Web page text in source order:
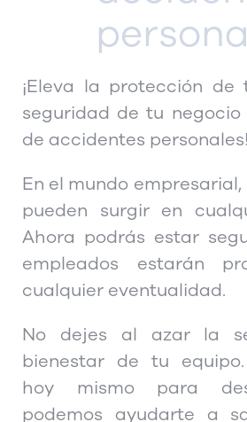
¡Eleva la protección
seguridad de tu
de accidentes personales!
En el mundo
pueden surgir en
Ahora podrás estar
empleados estarán
cualquier eventualidad.
No dejes al azar la
bienestar de tu equipo.
hoy mismo para
podemos ayudarte a